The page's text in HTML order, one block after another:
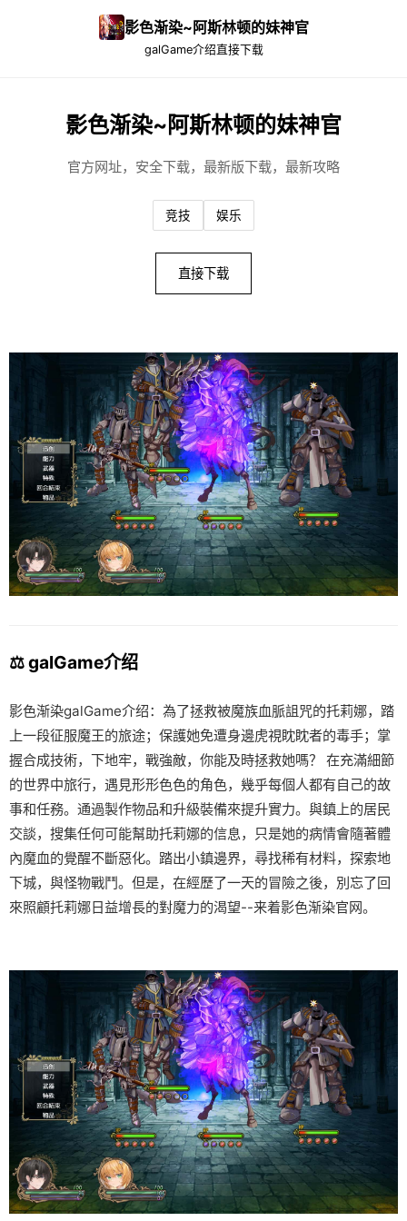
影色渐染~阿斯林顿的妹神官
galGame介绍直接下载
影色渐染~阿斯林顿的妹神官
官方网址，安全下载，最新版下载，最新攻略
竞技 娱乐
直接下载
⚖️ galGame介绍
影色渐染galGame介绍：為了拯救被魔族血脈詛咒的托莉娜，踏
上一段征服魔王的旅途；保護她免遭身邊虎視眈眈者的毒手；掌
握合成技術，下地牢，戰強敵，你能及時拯救她嗎？ 在充滿細節
的世界中旅行，遇見形形色色的角色，幾乎每個人都有自己的故
事和任務。通過製作物品和升級裝備來提升實力。與鎮上的居民
交談，搜集任何可能幫助托莉娜的信息，只是她的病情會隨著體
內魔血的覺醒不斷惡化。踏出小鎮邊界，尋找稀有材料，探索地
下城，與怪物戰鬥。但是，在經歷了一天的冒險之後，別忘了回
來照顧托莉娜日益增長的對魔力的渴望--来着影色渐染官网。